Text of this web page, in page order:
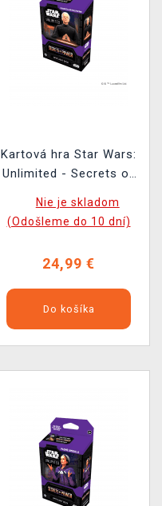
Kartová hra Star Wars:
Unlimited - Secrets of
(Chancellor Palpatine)
Nie je skladom
(Odošleme do 10 dní)
24,99 €
Do košíka